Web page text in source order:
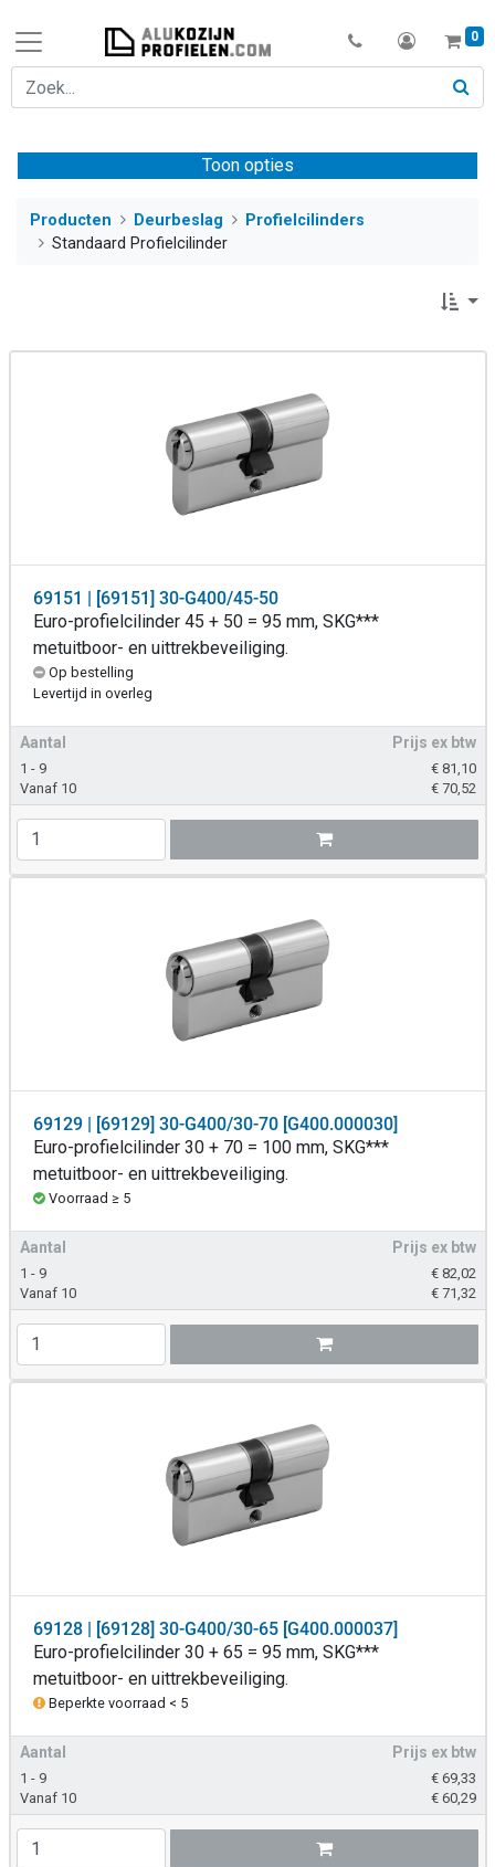
0
Toon opties
Producten Deurbeslag
Profielcilinders
Standaard Profielcilinder
69151 | [69151] 30-G400/45-50
Euro-profielcilinder 45 + 50 = 95 mm, SKG***
metuitboor- en uittrekbeveiliging.
Op bestelling
Levertijd in overleg
Aantal Prijs ex btw
1 - 9 € 81,10
Vanaf 10
€ 70,52
69129 | [69129] 30-G400/30-70 [G400.000030]
Euro-profielcilinder 30 + 70 = 100 mm, SKG***
metuitboor- en uittrekbeveiliging.
Voorraad ≥ 5
Aantal Prijs ex btw
1 - 9 € 82,02
Vanaf 10
€ 71,32
69128 | [69128] 30-G400/30-65 [G400.000037]
Euro-profielcilinder 30 + 65 = 95 mm, SKG***
metuitboor- en uittrekbeveiliging.
Beperkte voorraad < 5
Aantal Prijs ex btw
1 - 9 € 69,33
Vanaf 10
€ 60,29